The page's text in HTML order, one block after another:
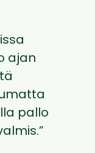
ajan
pallo